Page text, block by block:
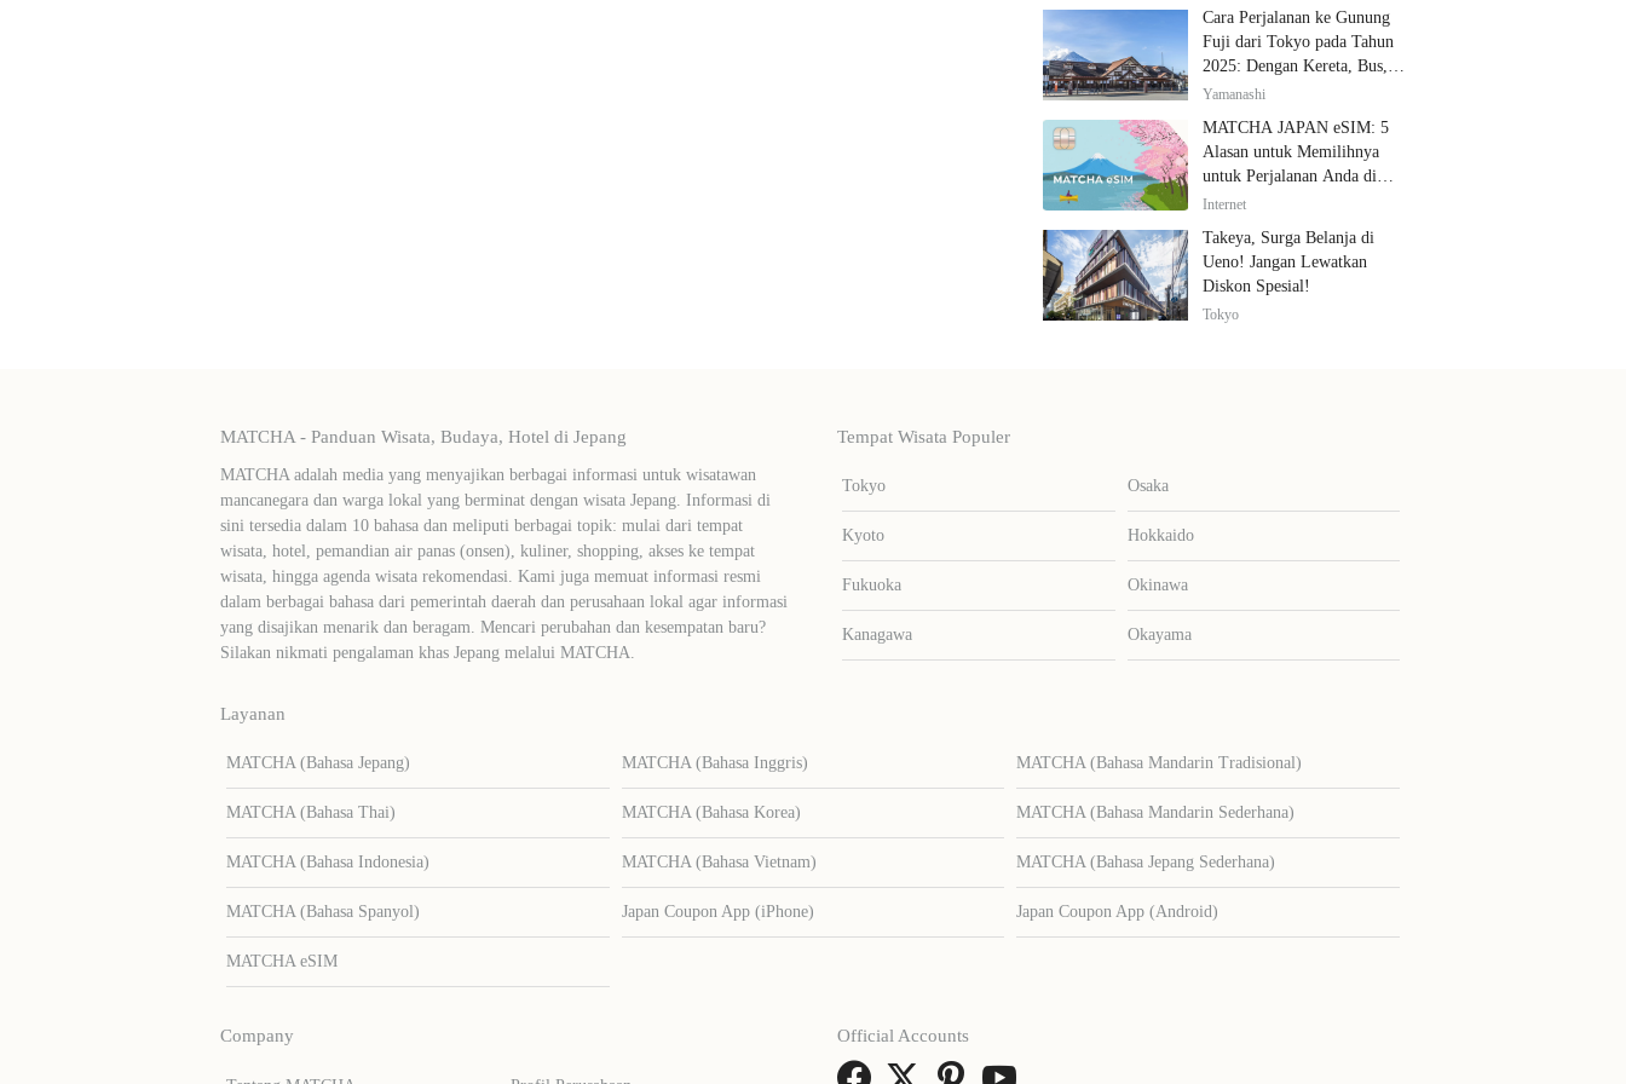
Cara Perjalanan ke Gunung
Fuji dari Tokyo pada Tahun
2025: Dengan Kereta, Bus,
dan Mobil
Yamanashi
MATCHA JAPAN eSIM: 5
Alasan untuk Memilihnya
untuk Perjalanan Anda di
Jepang
Internet
Takeya, Surga Belanja di
Ueno! Jangan Lewatkan
Diskon Spesial!
Tokyo
MATCHA - Panduan Wisata, Budaya, Hotel di Jepang
MATCHA adalah media yang menyajikan berbagai informasi untuk wisatawan
mancanegara dan warga lokal yang berminat dengan wisata Jepang. Informasi di
sini tersedia dalam 10 bahasa dan meliputi berbagai topik: mulai dari tempat
wisata, hotel, pemandian air panas (onsen), kuliner, shopping, akses ke tempat
wisata, hingga agenda wisata rekomendasi. Kami juga memuat informasi resmi
dalam berbagai bahasa dari pemerintah daerah dan perusahaan lokal agar informasi
yang disajikan menarik dan beragam. Mencari perubahan dan kesempatan baru?
Silakan nikmati pengalaman khas Jepang melalui MATCHA.
Tempat Wisata Populer
Tokyo Osaka
Kyoto Hokkaido
Fukuoka Okinawa
Kanagawa Okayama
Layanan
MATCHA (Bahasa Jepang) MATCHA (Bahasa Inggris) MATCHA (Bahasa Mandarin Tradisional)
MATCHA (Bahasa Thai) MATCHA (Bahasa Korea) MATCHA (Bahasa Mandarin Sederhana)
MATCHA (Bahasa Indonesia) MATCHA (Bahasa Vietnam) MATCHA (Bahasa Jepang Sederhana)
MATCHA (Bahasa Spanyol) Japan Coupon App (iPhone) Japan Coupon App (Android)
MATCHA eSIM
Company Official Accounts